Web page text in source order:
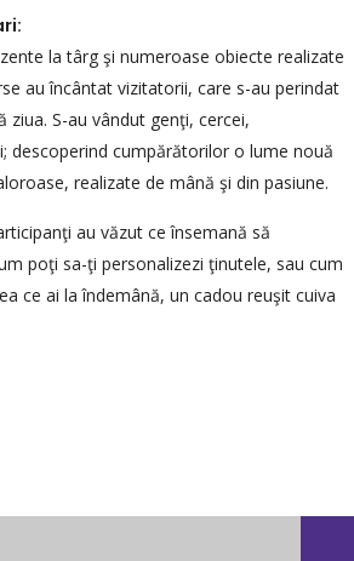
la târg şi numeroase obiecte realizate
au încântat vizitatorii, care s-au perindat
S-au vândut genţi, cercei,
descoperind cumpărătorilor o lume nouă
realizate de mână şi din pasiune.
au văzut ce însemană să
poţi sa-ţi personalizezi ţinutele, sau cum
ce ai la îndemână, un cadou reuşit cuiva